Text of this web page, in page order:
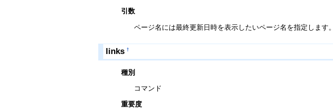
引数
ページ名には最終更新日時を表示したいページ名を指定します
links †
種別
コマンド
重要度